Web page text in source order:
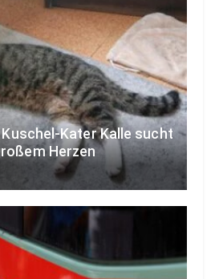
Kater Kalle sucht
Herzen